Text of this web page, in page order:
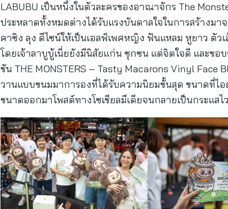
LABUBU เป็นหนึ่งในตัวละครของอาณาจักร The
ประหลาดทั้งหมดต่างได้รับแรงบันดาลใจในการสร้างม
คาซิง ลุง ดีไซน์ให้เป็นเอลฟ์เพศหญิง ฟันแหลม หูยาว ตัว
โดยเจ้าลาบูบู้เนี่ยยังมีนิสัยแก่น ซุกซน แต่จิตใจดี และช
ชัน THE MONSTERS – Tasty Macarons Vinyl
วานแบบขนมมาการองที่ได้รับความนิยมขั้นสุด ขนาดที่ไ
ขนาดออกมาโพสต์ทางโซเชียลมีเดียจนกลายเป็นกระแสไ